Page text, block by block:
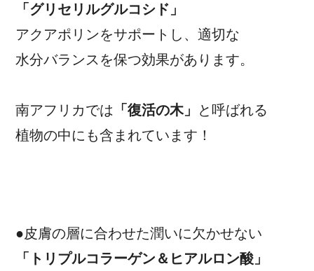
「グリセリルグルコシド」
アクアポリンをサポートし、適切な
水分バランスを保つ効果があります。
南アフリカでは 「復活の木」
と呼ばれる
植物の中にも含まれています！
●皮膚の層に合わせた潤いに欠かせない
「トリプルコラーゲン＆ヒアルロン酸」